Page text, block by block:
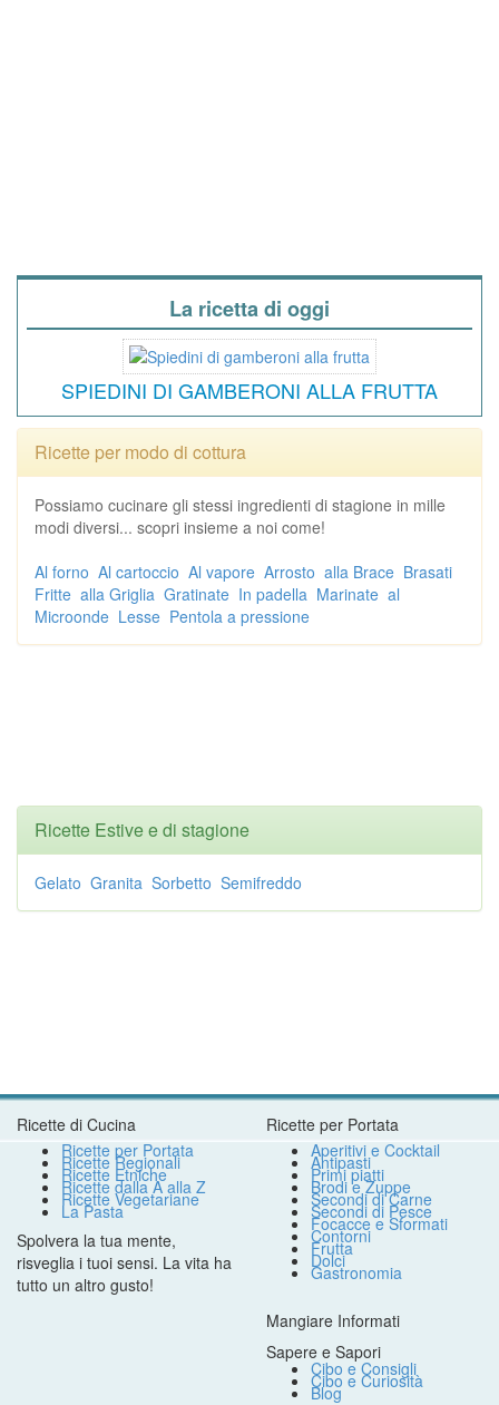
La ricetta di oggi
SPIEDINI DI GAMBERONI ALLA FRUTTA
Ricette per modo di cottura
Possiamo cucinare gli stessi ingredienti di stagione in mille
modi diversi... scopri insieme a noi come!
Al forno Al cartoccio Al vapore Arrosto alla Brace Brasati
Fritte alla Griglia Gratinate In padella Marinate al
Microonde Lesse Pentola a pressione
Ricette Estive e di stagione
Gelato Granita Sorbetto Semifreddo
Ricette di Cucina
Ricette per Portata
Ricette Regionali
Ricette Etniche
Ricette dalla A alla Z
Ricette Vegetariane
La Pasta
Spolvera la tua mente,
risveglia i tuoi sensi. La vita ha
tutto un altro gusto!
Ricette per Portata
Aperitivi e Cocktail
Antipasti
Primi piatti
Brodi e Zuppe
Secondi di Carne
Secondi di Pesce
Focacce e Sformati
Contorni
Frutta
Dolci
Gastronomia
Mangiare Informati
Sapere e Sapori
Cibo e Consigli
Cibo e Curiosità
Blog